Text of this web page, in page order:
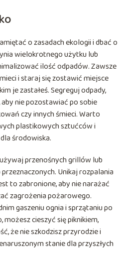
o zasadach ekologii i dbać o
wielokrotnego użytku lub
ilość odpadów. Zawsze
i staraj się zostawić miejsce
je zastałeś. Segreguj odpady,
nie pozostawiać po sobie
czy innych śmieci. Warto
plastikowych sztućców i
środowiska.
przenośnych grillów lub
Unikaj rozpalania
to zabronione, aby nie narażać
zagrożenia pożarowego.
gaszeniu ognia i sprzątaniu po
cieszyć się piknikiem,
że nie szkodzisz przyrodzie i
stanie dla przyszłych